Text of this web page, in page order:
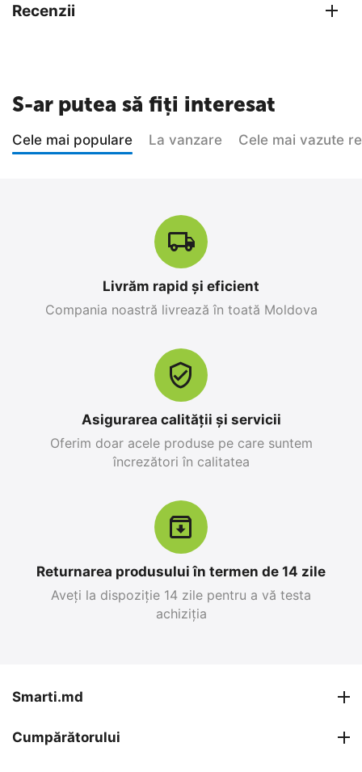
Recenzii
S-ar putea să fiți interesat
Cele mai populare La vanzare Cele mai vazute
Livrăm rapid și eficient
Compania noastră livrează în toată Moldova
Asigurarea calității și servicii
Oferim doar acele produse pe care suntem
încrezători în calitatea
Returnarea produsului în termen de 14 zile
Aveți la dispoziție 14 zile pentru a vă testa
achiziția
Smarti.md
Cumpărătorului